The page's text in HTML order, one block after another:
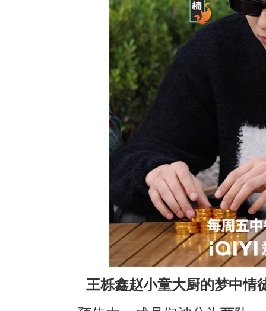
王栎鑫赵小童大厨的梦中情